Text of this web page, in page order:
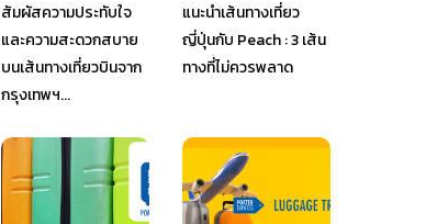
สัมผัสความประทับใจ
และความสะดวกสบาย
บนเส้นทางเที่ยวบินจาก
กรุงเทพฯ...
แนะนำเส้นทางเที่ยว
ญี่ปุ่นกับ Peach : 3 เส้น
ทางที่ไม่ควรพลาด